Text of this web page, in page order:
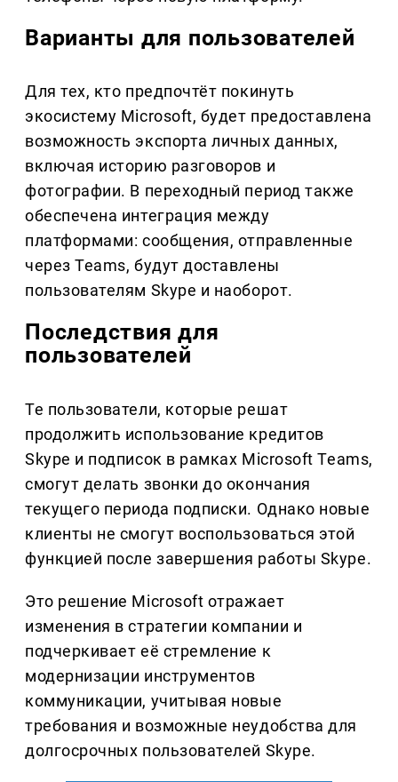
Варианты для пользователей
Для тех, кто предпочтёт покинуть
экосистему Microsoft, будет предоставлена
возможность экспорта личных данных,
включая историю разговоров и
фотографии. В переходный период также
обеспечена интеграция между
платформами: сообщения, отправленные
через Teams, будут доставлены
пользователям Skype и наоборот.
Последствия для
пользователей
Те пользователи, которые решат
продолжить использование кредитов
Skype и подписок в рамках Microsoft Teams,
смогут делать звонки до окончания
текущего периода подписки. Однако новые
клиенты не смогут воспользоваться этой
функцией после завершения работы Skype.
Это решение Microsoft отражает
изменения в стратегии компании и
подчеркивает её стремление к
модернизации инструментов
коммуникации, учитывая новые
требования и возможные неудобства для
долгосрочных пользователей Skype.